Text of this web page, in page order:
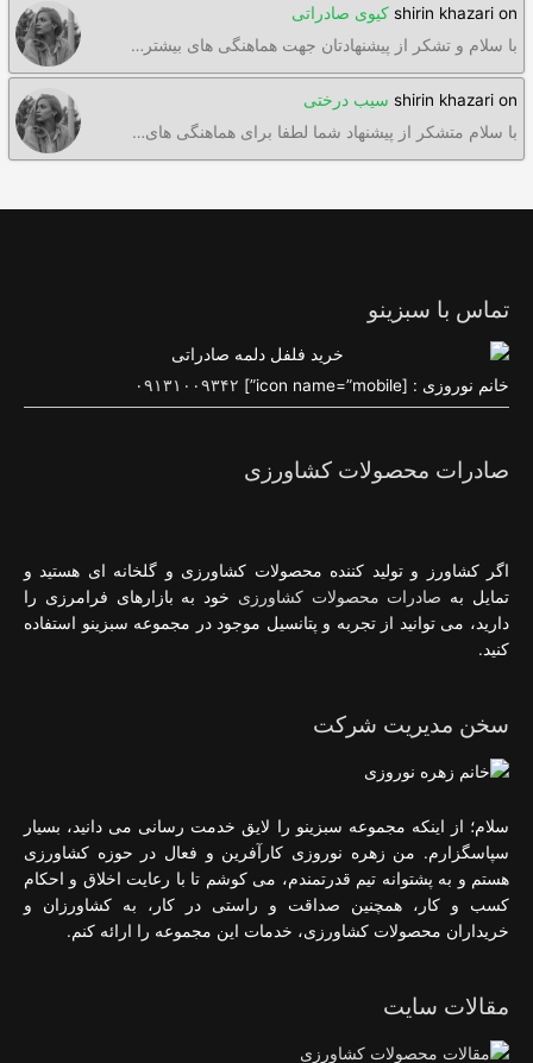
shirin khazari on
کیوی صادراتی
با سلام و تشکر از پیشنهادتان جهت هماهنگی های بیشتر…
shirin khazari on
سیب درختی
با سلام متشکر از پیشنهاد شما لطفا برای هماهنگی های…
تماس با سبزینو
خانم نوروزی : [icon name=”mobile”] ۰۹۱۳۱۰۰۹۳۴۲
صادرات محصولات کشاورزی
اگر کشاورز و تولید کننده محصولات کشاورزی و گلخانه ای هستید و
تمایل به صادرات محصولات کشاورزی خود به بازارهای فرامرزی را
دارید، می توانید از تجربه و پتانسیل موجود در مجموعه سبزینو استفاده
کنید.
سخن مدیریت شرکت
سلام؛ از اینکه مجموعه سبزینو را لایق خدمت رسانی می دانید، بسیار
سپاسگزارم. من زهره نوروزی کارآفرین و فعال در حوزه کشاورزی
هستم و به پشتوانه تیم قدرتمندم، می کوشم تا با رعایت اخلاق و احکام
کسب و کار، همچنین صداقت و راستی در کار، به کشاورزان و
خریداران محصولات کشاورزی، خدمات این مجموعه را ارائه کنم.
مقالات سایت